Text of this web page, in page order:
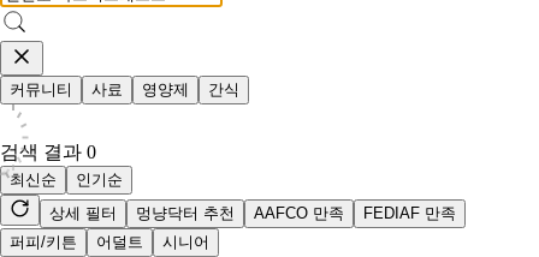
커뮤니티 사료 영양제 간식
검색 결과 0
최신순
인기순
상세 필터
멍냥닥터 추천 AAFCO 만족
FEDIAF 만족
퍼피/키튼
어덜트 시니어